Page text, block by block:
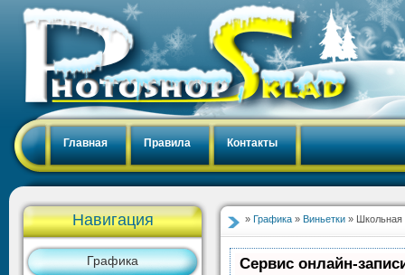
Главная Правила Контакты
Навигация
Графика
» Графика » Виньетки » Школьная
Сервис онлайн-